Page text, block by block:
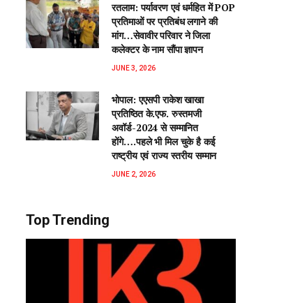
रतलाम: पर्यावरण एवं धर्महित में POP
प्रतिमाओं पर प्रतिबंध लगाने की
मांग…सेवावीर परिवार ने जिला
कलेक्टर के नाम सौंपा ज्ञापन
JUNE 3, 2026
भोपाल: एएसपी राकेश‌ खाखा
प्रतिष्ठित के.एफ. रुस्तमजी
अवॉर्ड-2024 से सम्मानित
होंगे….पहले भी मिल चुके है कई
राष्ट्रीय एवं राज्य स्तरीय सम्मान
JUNE 2, 2026
Top Trending